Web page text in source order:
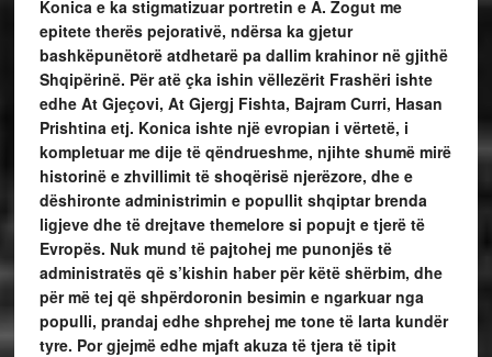
Konica e ka stigmatizuar portretin e A. Zogut me
epitete therës pejorativë, ndërsa ka gjetur
bashkëpunëtorë atdhetarë pa dallim krahinor në gjithë
Shqipërinë. Për atë çka ishin vëllezërit Frashëri ishte
edhe At Gjeçovi, At Gjergj Fishta, Bajram Curri, Hasan
Prishtina etj. Konica ishte një evropian i vërtetë, i
kompletuar me dije të qëndrueshme, njihte shumë mirë
historinë e zhvillimit të shoqërisë njerëzore, dhe e
dëshironte administrimin e popullit shqiptar brenda
ligjeve dhe të drejtave themelore si popujt e tjerë të
Evropës. Nuk mund të pajtohej me punonjës të
administratës që s’kishin haber për këtë shërbim, dhe
për më tej që shpërdoronin besimin e ngarkuar nga
populli, prandaj edhe shprehej me tone të larta kundër
tyre. Por gjejmë edhe mjaft akuza të tjera të tipit